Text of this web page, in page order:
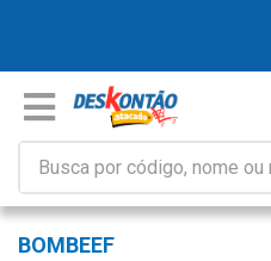
BOMBEEF